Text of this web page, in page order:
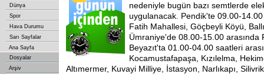
Dünya
Spor
Hava Durumu
Sarı Sayfalar
Ana Sayfa
Dosyalar
Arşiv
nedeniyle bugün bazı semtlerde
uygulanacak. Pendik'te 09.00-14.00
Fatih Mahallesi, Göçbeyli Köyü,
Ümraniye'de 08.00-15.00 arasında
Beyazıt'ta 01.00-04.00 saatleri
Kocamustafapaşa, Kızılelma,
Altımermer, Kuvayi Milliye, İstasyon, Narlıkapı,